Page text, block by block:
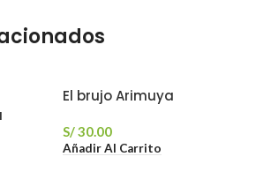
El brujo Arimuya
S/30.00
Añadir Al Carrito